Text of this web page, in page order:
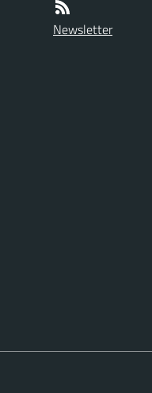
Newsletter